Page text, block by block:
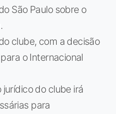
São Paulo sobre o
clube, com a decisão
o Internacional
do clube irá
para